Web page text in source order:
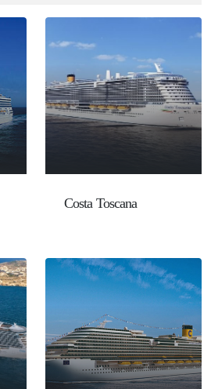
Costa Toscana